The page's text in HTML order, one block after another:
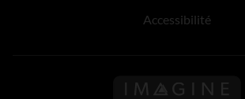
Accessibilité